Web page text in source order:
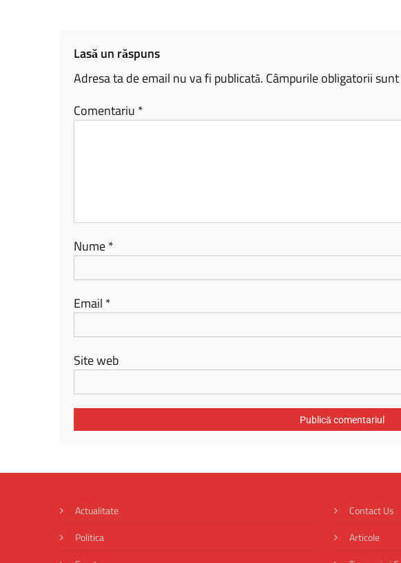
Lasă un răspuns
Adresa ta de email nu va fi publicată. Câmpurile obligatorii
Comentariu *
Nume*
Email *
Site web
Actualitate
Politica
Contact Us
Articole